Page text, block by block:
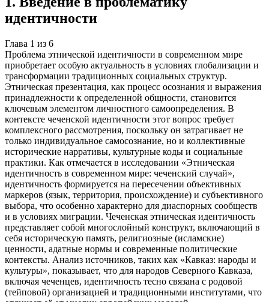
идентичности
Глава 1 из 6
Проблема этнической идентичности в современном мире
приобретает особую актуальность в условиях глобализации и
трансформации традиционных социальных структур.
Этническая презентация, как процесс осознания и выражения
принадлежности к определенной общности, становится
ключевым элементом личностного самоопределения. В
контексте чеченской идентичности этот вопрос требует
комплексного рассмотрения, поскольку он затрагивает не
только индивидуальное самосознание, но и коллективные
исторические нарративы, культурные коды и социальные
практики. Как отмечается в исследовании «Этническая
идентичность в современном мире: чеченский случай»,
идентичность формируется на пересечении объективных
маркеров (язык, территория, происхождение) и субъективного
выбора, что особенно характерно для диаспорных сообществ
и в условиях миграции. Чеченская этническая идентичность
представляет собой многослойный конструкт, включающий в
себя историческую память, религиозные (исламские)
ценности, адатные нормы и современные политические
контексты. Анализ источников, таких как «Кавказ: народы и
культуры», показывает, что для народов Северного Кавказа,
включая чеченцев, идентичность тесно связана с родовой
(тейповой) организацией и традиционными институтами, что